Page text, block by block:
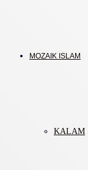
MOZAIK ISLAM
KALAM